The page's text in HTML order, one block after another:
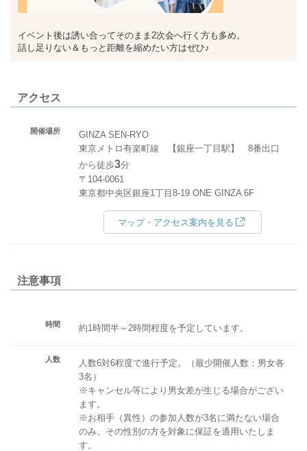
イベント後は誘い合ってそのまま2次会へ行く方も多め。
話し足りない＆もっと距離を縮めたい方はぜひ♪
アクセス
開催場所
GINZA SEN-RYO
東京メトロ有楽町線 【銀座一丁目駅】 8番出口
から徒歩3分
〒104-0061
東京都中央区銀座1丁目8-19 ONE GINZA 6F
マップ・アクセス案内を見る
注意事項
時間 約1時間半～2時間程度を予定しています。
人数
人数6対6程度で進行予定。（最少開催人数：男女各
3名）
※キャンセル等により男女差が生じる場合がござい
ます。
※お相手（異性）の参加人数が3名に満たない場合
のみ、その性別の方を対象に保証を適用いたしま
す。